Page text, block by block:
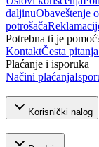
daljinuObaveštenje
potrošača
Potrebna ti je
KontaktČesta pitanja
Plaćanje i isporuka
Načini plaćanja
Korisnički nalog